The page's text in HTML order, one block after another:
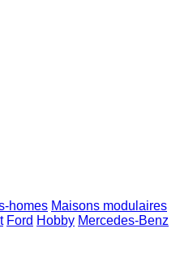
homes Maisons modulaires
Ford Hobby Mercedes-Benz